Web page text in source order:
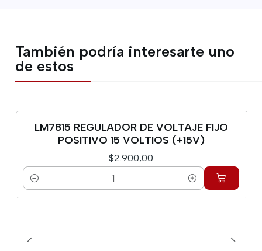
También podría interesarte uno
de estos
LM7815 REGULADOR DE VOLTAJE FIJO
POSITIVO 15 VOLTIOS (+15V)
$2.900,00
Cantidad